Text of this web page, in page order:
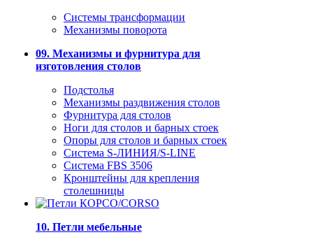
Системы трансформации
Механизмы поворота
09. Механизмы и фурнитура для
изготовления столов
Подстолья
Механизмы раздвижения столов
Фурнитура для столов
Ноги для столов и барных стоек
Опоры для столов и барных стоек
Система S-ЛИНИЯ/S-LINE
Система FBS 3506
Кронштейны для крепления
столешницы
10. Петли мебельные